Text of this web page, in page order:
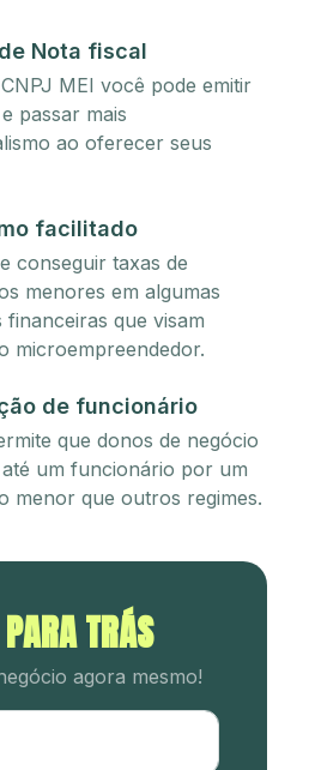
Nota fiscal
MEI você pode emitir
passar mais
ao oferecer seus
facilitado
conseguir taxas de
menores em algumas
financeiras que visam
microempreendedor.
de funcionário
que donos de negócio
um funcionário por um
menor que outros regimes.
TRÁS
agora mesmo!